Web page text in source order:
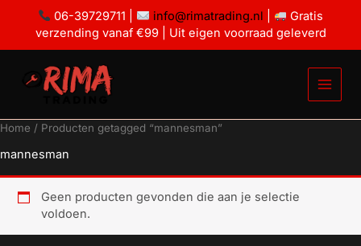
06-39729711 | info@rimatrading.nl
Gratis
verzending vanaf €99 | Uit eigen voorraad geleverd
Home / Producten getagged “mannesman”
mannesman
Geen producten gevonden die aan je selectie
voldoen.